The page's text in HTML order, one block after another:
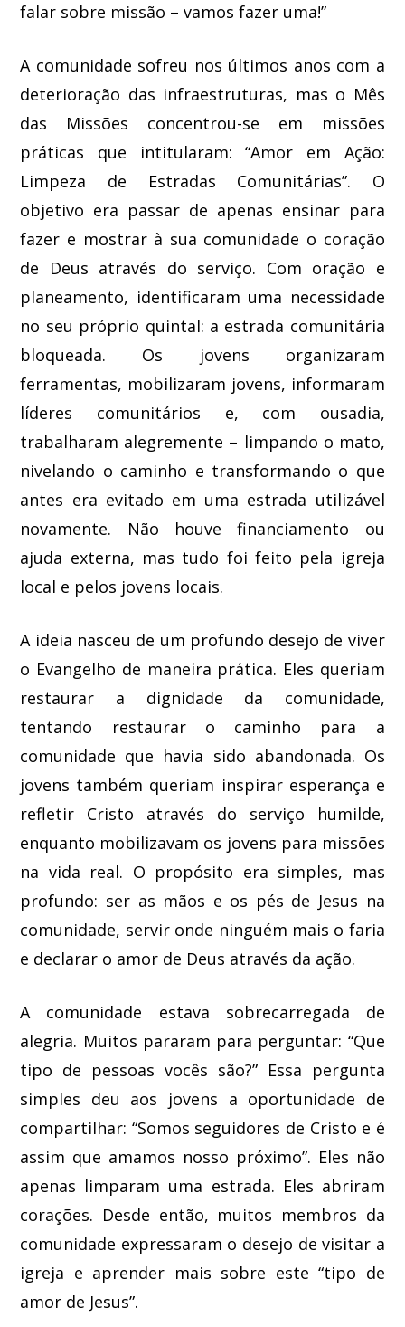
falar sobre missão – vamos fazer uma!”
A comunidade sofreu nos últimos anos com a
deterioração das infraestruturas, mas o Mês
das Missões concentrou-se em missões
práticas que intitularam: “Amor em Ação:
Limpeza de Estradas Comunitárias”. O
objetivo era passar de apenas ensinar para
fazer e mostrar à sua comunidade o coração
de Deus através do serviço. Com oração e
planeamento, identificaram uma necessidade
no seu próprio quintal: a estrada comunitária
bloqueada. Os jovens organizaram
ferramentas, mobilizaram jovens, informaram
líderes comunitários e, com ousadia,
trabalharam alegremente – limpando o mato,
nivelando o caminho e transformando o que
antes era evitado em uma estrada utilizável
novamente. Não houve financiamento ou
ajuda externa, mas tudo foi feito pela igreja
local e pelos jovens locais.
A ideia nasceu de um profundo desejo de viver
o Evangelho de maneira prática. Eles queriam
restaurar a dignidade da comunidade,
tentando restaurar o caminho para a
comunidade que havia sido abandonada. Os
jovens também queriam inspirar esperança e
refletir Cristo através do serviço humilde,
enquanto mobilizavam os jovens para missões
na vida real. O propósito era simples, mas
profundo: ser as mãos e os pés de Jesus na
comunidade, servir onde ninguém mais o faria
e declarar o amor de Deus através da ação.
A comunidade estava sobrecarregada de
alegria. Muitos pararam para perguntar: “Que
tipo de pessoas vocês são?” Essa pergunta
simples deu aos jovens a oportunidade de
compartilhar: “Somos seguidores de Cristo e é
assim que amamos nosso próximo”. Eles não
apenas limparam uma estrada. Eles abriram
corações. Desde então, muitos membros da
comunidade expressaram o desejo de visitar a
igreja e aprender mais sobre este “tipo de
amor de Jesus”.